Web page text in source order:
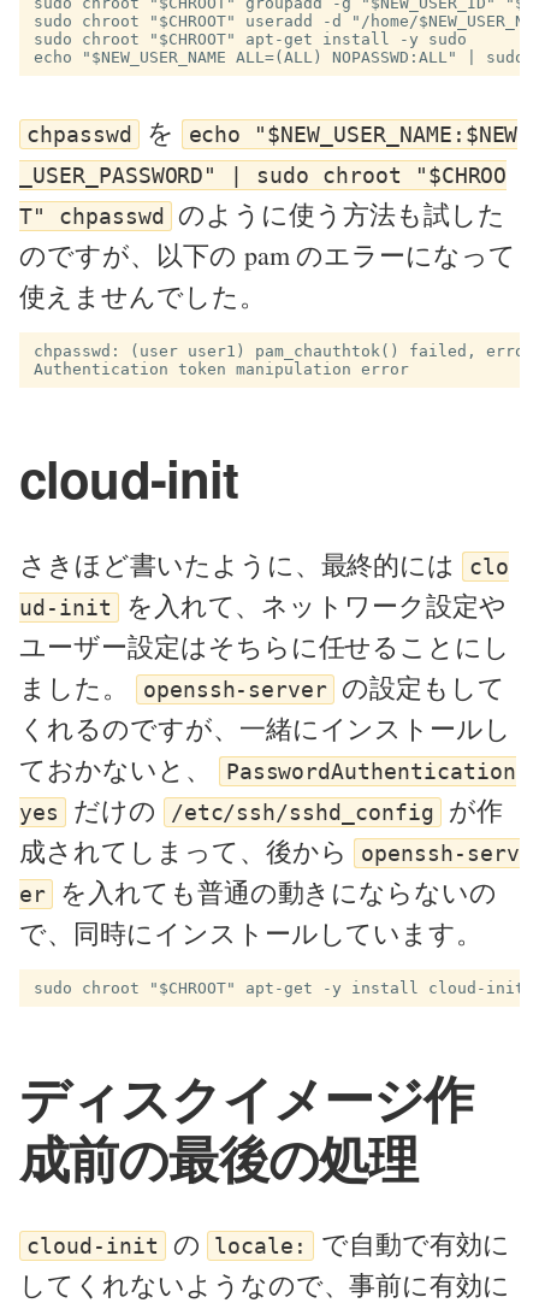
sudo chroot "$CHROOT" useradd -d "/home/
sudo chroot "$CHROOT" apt-get install -y sudo
chpasswd を
echo "$NEW_USER_NAME:$NEW
_USER_PASSWORD" | sudo chroot "$CHROO
T" chpasswd のように使う方法も試した
のですが、以下の pam のエラーになって
使えませんでした。
chpasswd: (user user1) pam_chauthtok() failed,
cloud-init
さきほど書いたように、最終的には clo
ud-init を入れて、ネットワーク設定や
ユーザー設定はそちらに任せることにし
ました。
openssh-server の設定もして
くれるのですが、一緒にインストールし
ておかないと、
PasswordAuthentication
yes だけの /etc/ssh/sshd_config が作
成されてしまって、後から openssh-serv
er を入れても普通の動きにならないの
で、同時にインストールしています。
ディスクイメージ作
成前の最後の処理
cloud-init の locale:
で自動で有効に
してくれないようなので、事前に有効に